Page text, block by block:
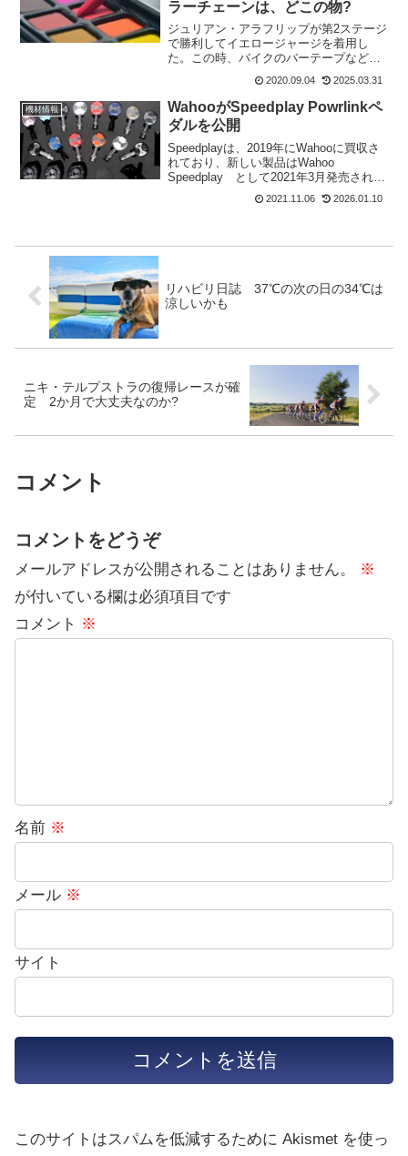
ラーチェーンは、どこの物?
ジュリアン・アラフリップが第2ステージ
で勝利してイエロージャージを着用し
た。この時、バイクのバーテープなども
黄色になっていた。それと同時にチェー
ンもイエローになっていたのはビック
リ。更に、サム・ベネットがグリーンジ
ャージを着用したら、チェー...
2020.09.04 2025.03.31
機材情報
WahooがSpeedplay Powrlinkペ
ダルを公開
Speedplayは、2019年にWahooに買収さ
れており、新しい製品はWahoo
Speedplay として2021年3月発売され
た。この時に、パワーメーター搭載の
Powerlink Zeroの情報も出ていた。
2021.11.06 2026.01.10
リハビリ日誌 37℃の次の日の34℃は
涼しいかも
ニキ・テルプストラの復帰レースが確
定 2か月で大丈夫なのか?
コメント
コメントをどうぞ
メールアドレスが公開されることはありません。
※
が付いている欄は必須項目です
コメント ※
名前 ※
メール ※
サイト
このサイトはスパムを低減するために Akismet を使っ